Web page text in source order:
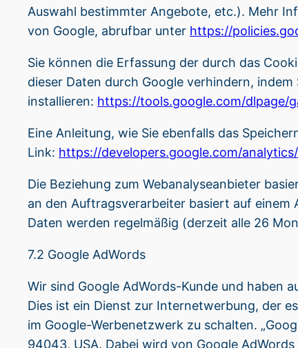
Auswahl bestimmter Angebote, etc.). Mehr
von Google, abrufbar unter https://
Sie können die Erfassung der durch das
dieser Daten durch Google verhindern,
installieren: https://tools.google.com/dlpage/
Eine Anleitung, wie Sie ebenfalls das
Link: https://developers.google.com/
Die Beziehung zum Webanalyseanbieter
an den Auftragsverarbeiter basiert auf einem
Daten werden regelmäßig (derzeit alle 26
7.2 Google AdWords
Wir sind Google AdWords-Kunde und haben
Dies ist ein Dienst zur Internetwerbung, der
im Google-Werbenetzwerk zu schalten.
94043, USA. Dabei wird von Google